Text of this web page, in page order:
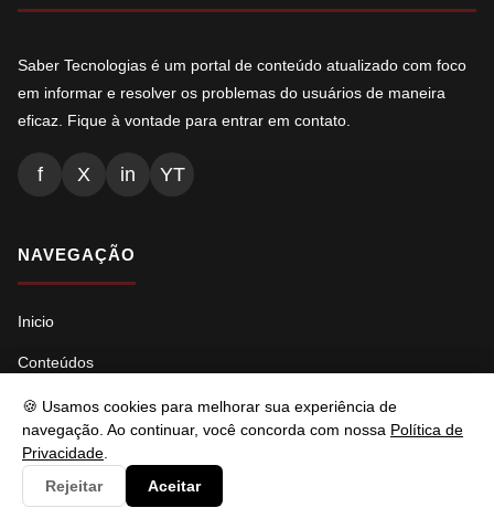
🍪 Usamos cookies para melhorar sua experiência de
navegação. Ao continuar, você concorda com nossa Política de
Privacidade
Rejeitar
Aceitar
Saber Tecnologias é um portal de conteúdo atualizado com foco
em informar e resolver os problemas do usuários de maneira
eficaz. Fique à vontade para entrar em contato.
f X in YT
NAVEGAÇÃO
Inicio
Conteúdos
Busca
Ads.txt
Llms.txt